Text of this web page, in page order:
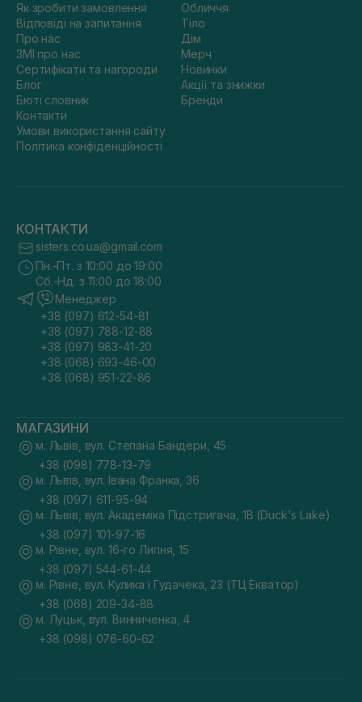
Як зробити замовлення
Відповіді на запитання
Про нас
ЗМІ про нас
Сертифікати та нагороди
Блог
Бюті словник
Контакти
Умови використання сайту
Політика конфіденційності
Обличчя
Тіло
Дім
Мерч
Новинки
Акції та знижки
Бренди
КОНТАКТИ
sisters.co.ua@gmail.com
Пн.-Пт. з 10:00 до 19:00
Сб.-Нд. з 11:00 до 18:00
Менеджер
+38 (097) 612-54-81
+38 (097) 788-12-88
+38 (097) 983-41-20
+38 (068) 693-46-00
+38 (068) 951-22-86
МАГАЗИНИ
м. Львів, вул. Степана Бандери, 45
+38 (098) 778-13-79
м. Львів, вул. Івана Франка, 36
+38 (097) 611-95-94
м. Львів, вул. Академіка Підстригача, 1В (Duck's Lake)
+38 (097) 101-97-16
м. Рівне, вул. 16-го Липня, 15
+38 (097) 544-61-44
м. Рівне, вул. Кулика і Гудачека, 23 (ТЦ Екватор)
+38 (068) 209-34-88
м. Луцьк, вул. Винниченка, 4
+38 (098) 076-60-62